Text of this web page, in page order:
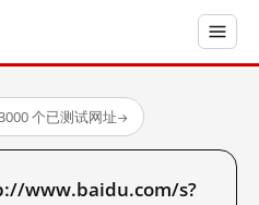
个已测试网址→
www.baidu.com/s?